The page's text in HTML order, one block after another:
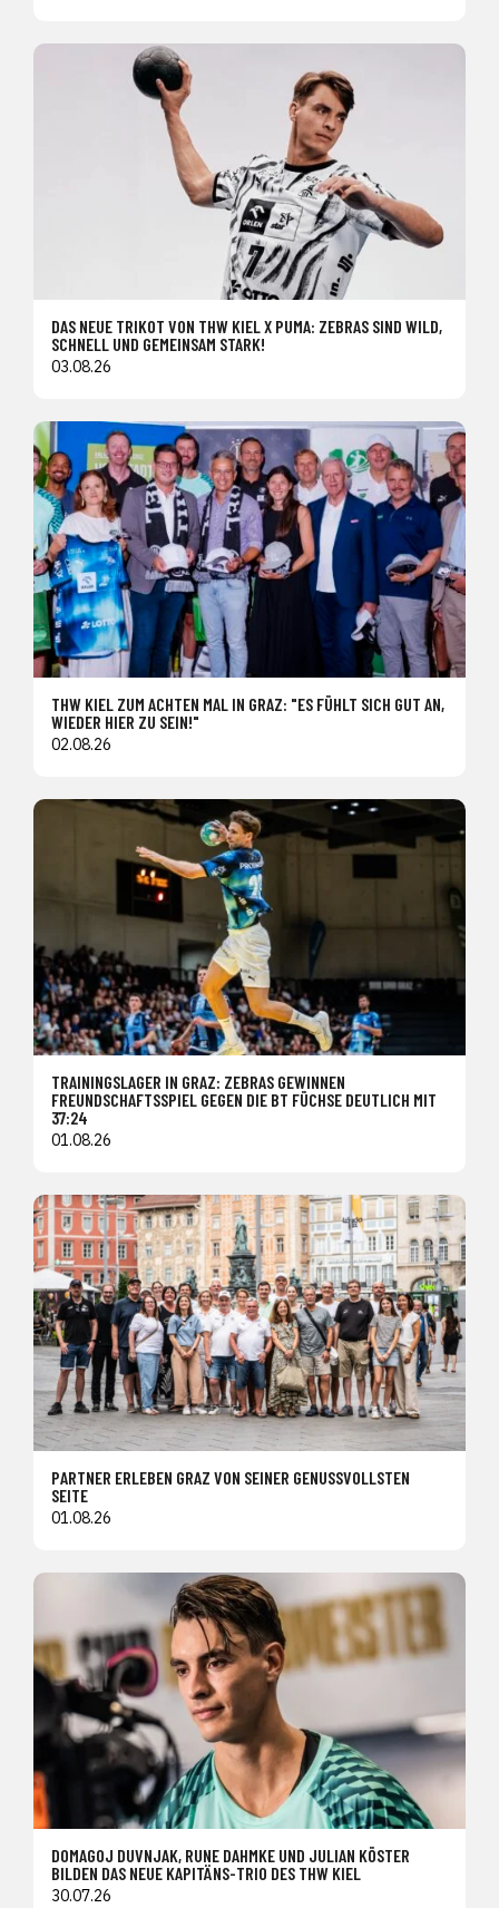
DAS NEUE TRIKOT VON THW KIEL X PUMA: ZEBRAS SIND WILD,
SCHNELL UND GEMEINSAM STARK!
03.08.26
THW KIEL ZUM ACHTEN MAL IN GRAZ: "ES FÜHLT SICH GUT AN,
WIEDER HIER ZU SEIN!"
02.08.26
TRAININGSLAGER IN GRAZ: ZEBRAS GEWINNEN
FREUNDSCHAFTSSPIEL GEGEN DIE BT FÜCHSE DEUTLICH MIT
37:24
01.08.26
PARTNER ERLEBEN GRAZ VON SEINER GENUSSVOLLSTEN
SEITE
01.08.26
DOMAGOJ DUVNJAK, RUNE DAHMKE UND JULIAN KÖSTER
BILDEN DAS NEUE KAPITÄNS-TRIO DES THW KIEL
30.07.26